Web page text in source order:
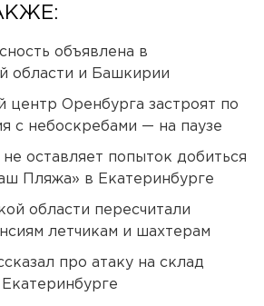
объявлена в
области и Башкирии
центр Оренбурга застроят по
с небоскребами — на паузе
не оставляет попыток добиться
Пляжа» в Екатеринбурге
области пересчитали
летчикам и шахтерам
про атаку на склад